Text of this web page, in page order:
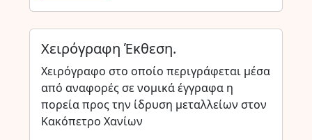
Χειρόγραφη Έκθεση.
Χειρόγραφο στο οποίο περιγράφεται μέσα
από αναφορές σε νομικά έγγραφα η
πορεία προς την ίδρυση μεταλλείων στον
Κακόπετρο Χανίων